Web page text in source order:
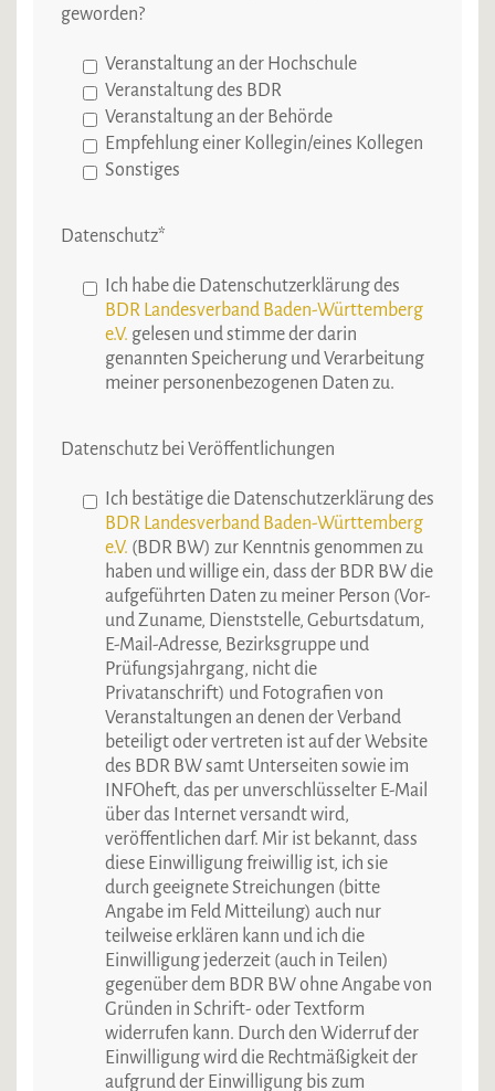
geworden?
Veranstaltung an der Hochschule
Veranstaltung des BDR
Veranstaltung an der Behörde
Empfehlung einer Kollegin/eines Kollegen
Sonstiges
Datenschutz*
Ich habe die Datenschutzerklärung des
BDR Landesverband Baden-Württemberg
e.V. gelesen und stimme der darin
genannten Speicherung und Verarbeitung
meiner personenbezogenen Daten zu.
Datenschutz bei Veröffentlichungen
Ich bestätige die Datenschutzerklärung des
BDR Landesverband Baden-Württemberg
e.V. (BDR BW) zur Kenntnis genommen zu
haben und willige ein, dass der BDR BW die
aufgeführten Daten zu meiner Person (Vor-
und Zuname, Dienststelle, Geburtsdatum,
E-Mail-Adresse, Bezirksgruppe und
Prüfungsjahrgang, nicht die
Privatanschrift) und Fotografien von
Veranstaltungen an denen der Verband
beteiligt oder vertreten ist auf der Website
des BDR BW samt Unterseiten sowie im
INFOheft, das per unverschlüsselter E-Mail
über das Internet versandt wird,
veröffentlichen darf. Mir ist bekannt, dass
diese Einwilligung freiwillig ist, ich sie
durch geeignete Streichungen (bitte
Angabe im Feld Mitteilung) auch nur
teilweise erklären kann und ich die
Einwilligung jederzeit (auch in Teilen)
gegenüber dem BDR BW ohne Angabe von
Gründen in Schrift- oder Textform
widerrufen kann. Durch den Widerruf der
Einwilligung wird die Rechtmäßigkeit der
aufgrund der Einwilligung bis zum